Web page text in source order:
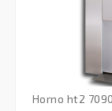
horno ht2